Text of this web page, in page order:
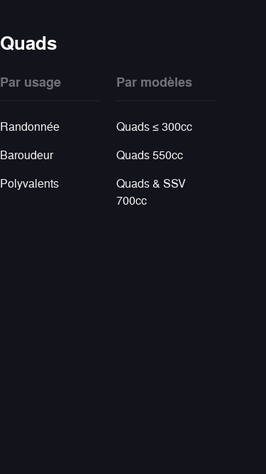
Quads
Par usage
Randonnée
Baroudeur
Polyvalents
Par modèles
Quads ≤ 300cc
Quads 550cc
Quads & SSV
700cc